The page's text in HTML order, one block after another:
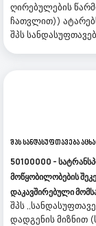
ღირებულების
ჩათვლით))
შპს
Შპს Სანდასუფთავება
50100000 -
მოწყობილობების
დაკავშირებული
შპს
დადგენის მიზნით